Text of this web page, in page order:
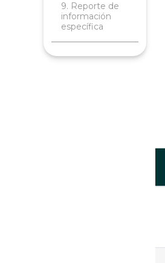
9. Reporte de
información
específica